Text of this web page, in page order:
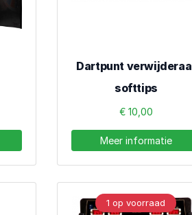
Dartpunt
softtips
€ 10,00
Meer informatie
1 op voorraad